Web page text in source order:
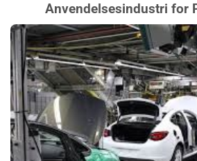
Anvendelsesindustri for